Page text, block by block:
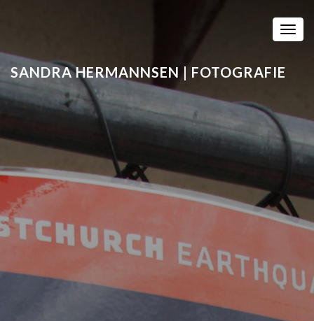
SANDRA HERMANNSEN | FOTOGRAFIE